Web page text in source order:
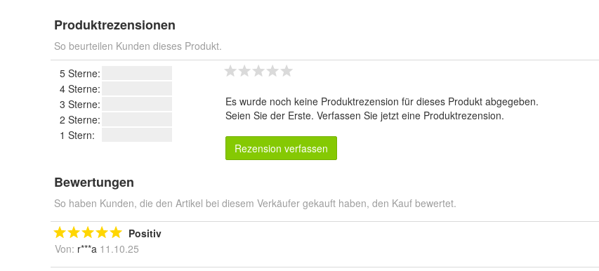
Produktrezensionen
So beurteilen Kunden dieses Produkt.
5 Sterne:
4 Sterne:
3 Sterne:
2 Sterne:
1 Stern:
Es wurde noch keine Produktrezension für dieses Produkt abgegeben.
Seien Sie der Erste. Verfassen Sie jetzt eine Produktrezension.
Rezension verfassen
Bewertungen
So haben Kunden, die den Artikel bei diesem Verkäufer gekauft haben, den Kauf bewertet.
Positiv
Von: r***a 11.10.25